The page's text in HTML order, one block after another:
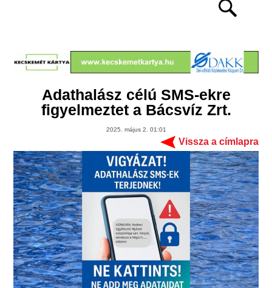
Adathalász célú SMS-ekre
figyelmeztet a Bácsvíz Zrt.
2025. május 2. 01:01
Vissza a címlapra